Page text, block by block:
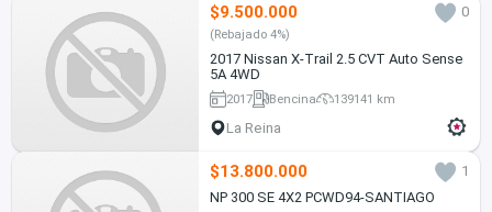
$9.500.000 0
(Rebajado 4%)
2017 Nissan X-Trail 2.5 CVT Auto Sense
5A 4WD
2017 Bencina 139141 km
La Reina
$13.800.000
1
NP 300 SE 4X2 PCWD94-SANTIAGO